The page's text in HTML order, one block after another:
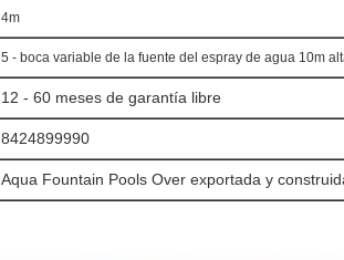
4m
5 - boca variable de la fuente del espray de agua 10m
12 - 60 meses de garantía libre
8424899990
Aqua Fountain Pools Over exportada y